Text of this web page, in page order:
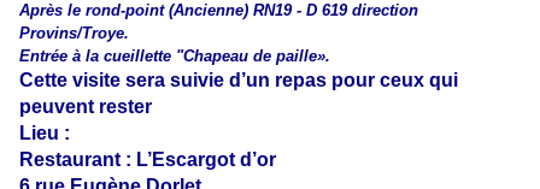
Après le rond-point (Ancienne) RN19 - D 619 direction
Provins/Troye.
Entrée à la cueillette "Chapeau de paille».
Cette visite sera suivie d’un repas pour ceux qui
peuvent rester
Lieu :
Restaurant : L’Escargot d’or